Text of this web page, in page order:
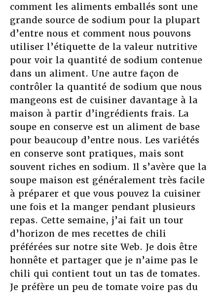
comment les aliments emballés sont une
grande source de sodium pour la plupart
d’entre nous et comment nous pouvons
utiliser l’étiquette de la valeur nutritive
pour voir la quantité de sodium contenue
dans un aliment. Une autre façon de
contrôler la quantité de sodium que nous
mangeons est de cuisiner davantage à la
maison à partir d’ingrédients frais. La
soupe en conserve est un aliment de base
pour beaucoup d’entre nous. Les variétés
en conserve sont pratiques, mais sont
souvent riches en sodium. Il s’avère que la
soupe maison est généralement très facile
à préparer et que vous pouvez la cuisiner
une fois et la manger pendant plusieurs
repas. Cette semaine, j’ai fait un tour
d’horizon de mes recettes de chili
préférées sur notre site Web. Je dois être
honnête et partager que je n’aime pas le
chili qui contient tout un tas de tomates.
Je préfère un peu de tomate voire pas du